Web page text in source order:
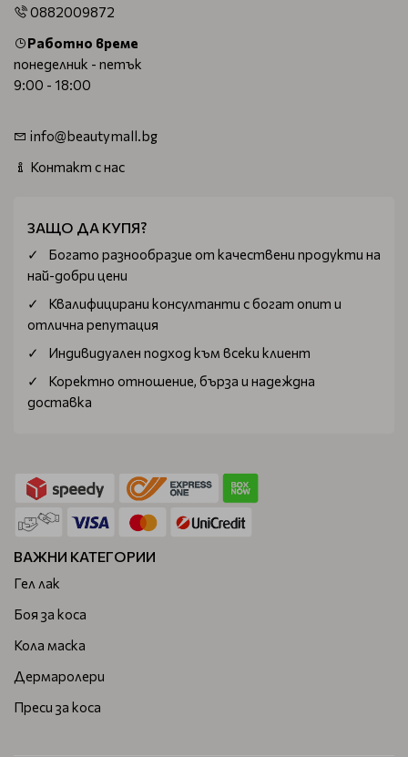
0882009872
Работно време
понеделник - петък
9:00 - 18:00
info@beautymall.bg
Контакт с нас
ЗАЩО ДА КУПЯ?
Богатo разнообразие от качествени продукти на
най-добри цени
Квалифицирани консултанти с богат опит и
отлична репутация
Индивидуален подход към всеки клиент
Коректно отношение, бърза и надеждна
доставка
ВАЖНИ КАТЕГОРИИ
Гел лак
Боя за коса
Кола маска
Дермаролери
Преси за коса